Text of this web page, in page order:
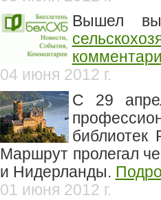
Вышел
04 июня 2012 г.
С 29
библиотек
Маршрут пролегал
и Нидерланды.
01 июня 2012 г.